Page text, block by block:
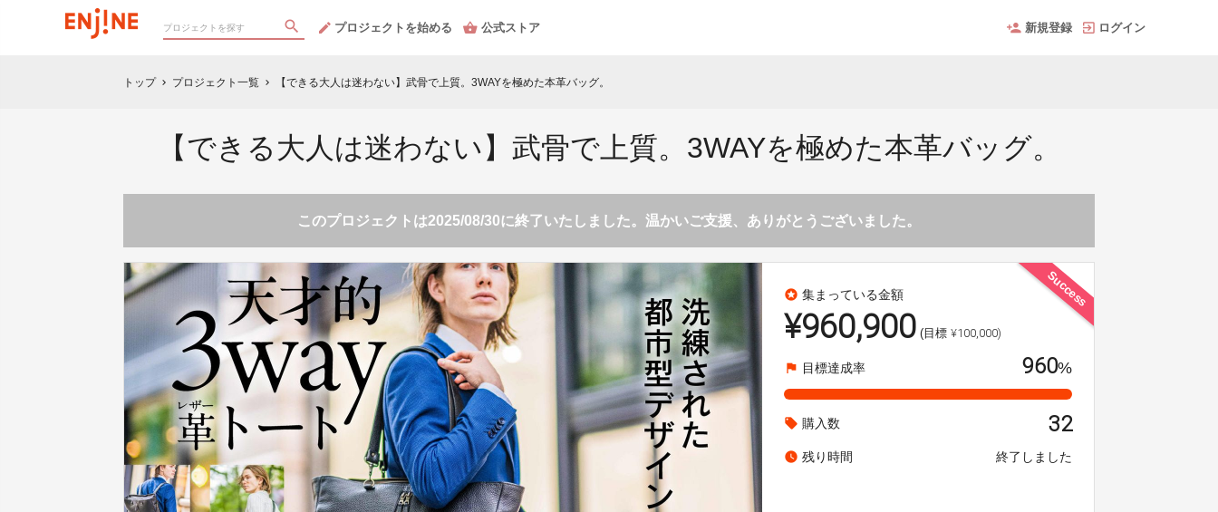
プロジェクトを始める 公式ストア 新規登録 ログイン
トップ chevron_right プロジェクト一覧 chevron_right 【できる大人は迷わない】武骨で上質。3WAYを極めた本革バッグ。
【できる大人は迷わない】武骨で上質。3WAYを極めた本革バッグ。
このプロジェクトは2025/08/30に終了いたしました。温かいご支援、ありがとうございました。
Success
stars 集まっている金額
¥960,900 (目標 ¥100,000)
flag 目標達成率 960%
local_offer 購入数 32
watch_later 残り時間 終了しました